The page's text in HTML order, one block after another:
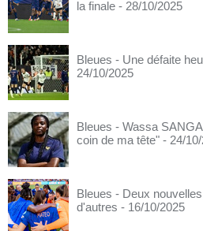
la finale - 28/10/2025
Bleues - Une défaite
24/10/2025
Bleues - Wassa
coin de ma tête" - 24/
Bleues - Deux
d'autres - 16/10/2025